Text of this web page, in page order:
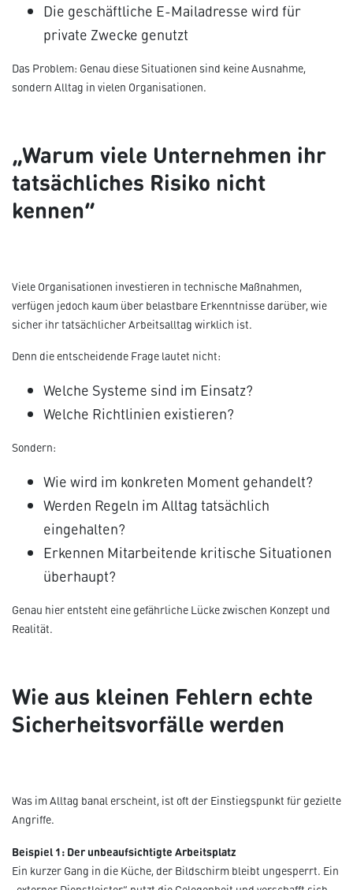
Die geschäftliche E-Mailadresse wird für
private Zwecke genutzt
Das Problem: Genau diese Situationen sind keine Ausnahme,
sondern Alltag in vielen Organisationen.
„Warum viele Unternehmen ihr
tatsächliches Risiko nicht
kennen“
Viele Organisationen investieren in technische Maßnahmen,
verfügen jedoch kaum über belastbare Erkenntnisse darüber, wie
sicher ihr tatsächlicher Arbeitsalltag wirklich ist.
Denn die entscheidende Frage lautet nicht:
Welche Systeme sind im Einsatz?
Welche Richtlinien existieren?
Sondern:
Wie wird im konkreten Moment gehandelt?
Werden Regeln im Alltag tatsächlich
eingehalten?
Erkennen Mitarbeitende kritische Situationen
überhaupt?
Genau hier entsteht eine gefährliche Lücke zwischen Konzept und
Realität.
Wie aus kleinen Fehlern echte
Sicherheitsvorfälle werden
Was im Alltag banal erscheint, ist oft der Einstiegspunkt für gezielte
Angriffe.
Beispiel 1: Der unbeaufsichtigte Arbeitsplatz
Ein kurzer Gang in die Küche, der Bildschirm bleibt ungesperrt. Ein